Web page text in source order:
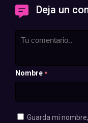
Deja un
Nombre *
Guarda mi